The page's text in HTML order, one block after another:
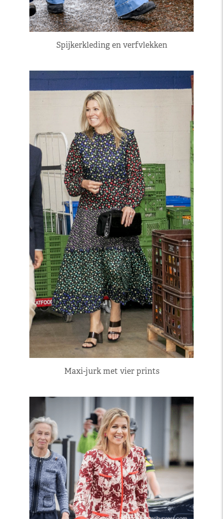
Spijkerkleding en verfvlekken
Maxi-jurk met vier prints